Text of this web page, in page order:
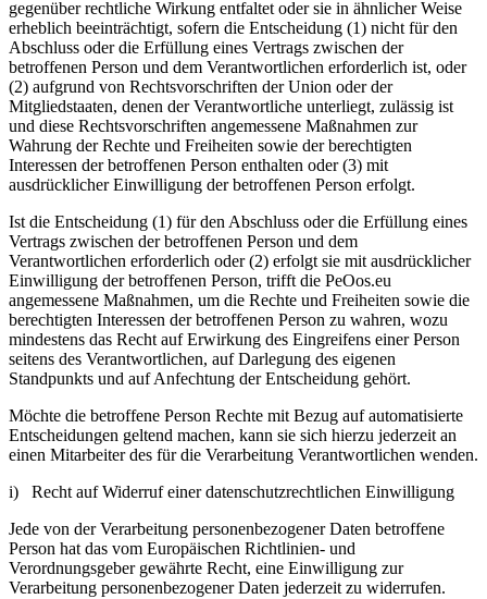
gegenüber rechtliche Wirkung entfaltet oder sie in ähnlicher Weise
erheblich beeinträchtigt, sofern die Entscheidung (1) nicht für den
Abschluss oder die Erfüllung eines Vertrags zwischen der
betroffenen Person und dem Verantwortlichen erforderlich ist, oder
(2) aufgrund von Rechtsvorschriften der Union oder der
Mitgliedstaaten, denen der Verantwortliche unterliegt, zulässig ist
und diese Rechtsvorschriften angemessene Maßnahmen zur
Wahrung der Rechte und Freiheiten sowie der berechtigten
Interessen der betroffenen Person enthalten oder (3) mit
ausdrücklicher Einwilligung der betroffenen Person erfolgt.
Ist die Entscheidung (1) für den Abschluss oder die Erfüllung eines
Vertrags zwischen der betroffenen Person und dem
Verantwortlichen erforderlich oder (2) erfolgt sie mit ausdrücklicher
Einwilligung der betroffenen Person, trifft die PeOos.eu
angemessene Maßnahmen, um die Rechte und Freiheiten sowie die
berechtigten Interessen der betroffenen Person zu wahren, wozu
mindestens das Recht auf Erwirkung des Eingreifens einer Person
seitens des Verantwortlichen, auf Darlegung des eigenen
Standpunkts und auf Anfechtung der Entscheidung gehört.
Möchte die betroffene Person Rechte mit Bezug auf automatisierte
Entscheidungen geltend machen, kann sie sich hierzu jederzeit an
einen Mitarbeiter des für die Verarbeitung Verantwortlichen wenden.
i) Recht auf Widerruf einer datenschutzrechtlichen Einwilligung
Jede von der Verarbeitung personenbezogener Daten betroffene
Person hat das vom Europäischen Richtlinien- und
Verordnungsgeber gewährte Recht, eine Einwilligung zur
Verarbeitung personenbezogener Daten jederzeit zu widerrufen.